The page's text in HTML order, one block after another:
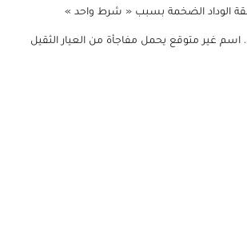
الوداد الضخمة بسبب « شرط واحد »
اسم غير متوقع يحمل مفاجأة من العيار الثقيل